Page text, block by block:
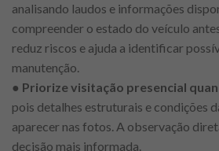
analisando laudos e informações
compreender o estado do veículo
reduz riscos e ajuda a identificar
manutenção.
● Priorize visitação presencial
pois detalhes estruturais e condições
aparecer nas fotos. A observação
decisão mais informada.